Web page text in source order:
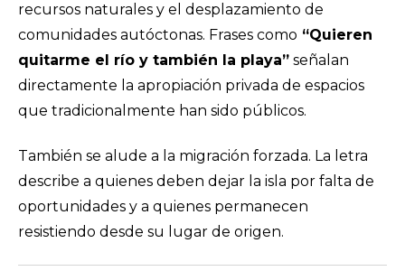
recursos naturales y el desplazamiento de
comunidades autóctonas. Frases como “Quieren
quitarme el río y también la playa” señalan
directamente la apropiación privada de espacios
que tradicionalmente han sido públicos.
También se alude a la migración forzada. La letra
describe a quienes deben dejar la isla por falta de
oportunidades y a quienes permanecen
resistiendo desde su lugar de origen.